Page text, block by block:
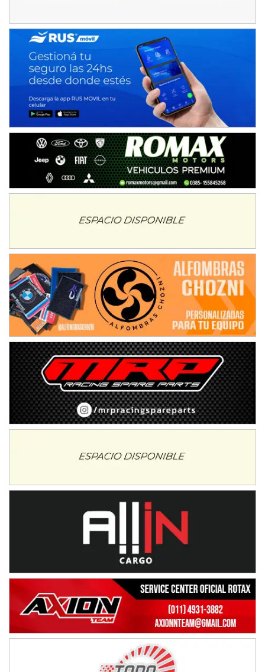
NORESTE SANTAFESINO - F6
Avellaneda (Santa Fe)
SUR SANTAFESINO - F4
Rufino (Santa Fe)
TUCUMANO - F5
Juan Navarro (Asfalto)
El Timbó (Tucumán)